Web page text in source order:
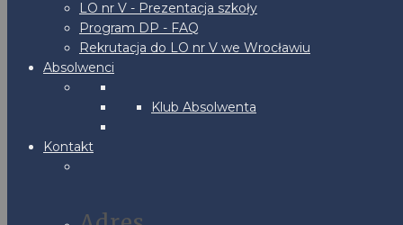
LO nr V - Prezentacja szkoły
Program DP - FAQ
Rekrutacja do LO nr V we Wrocławiu
Absolwenci
Klub Absolwenta
Kontakt